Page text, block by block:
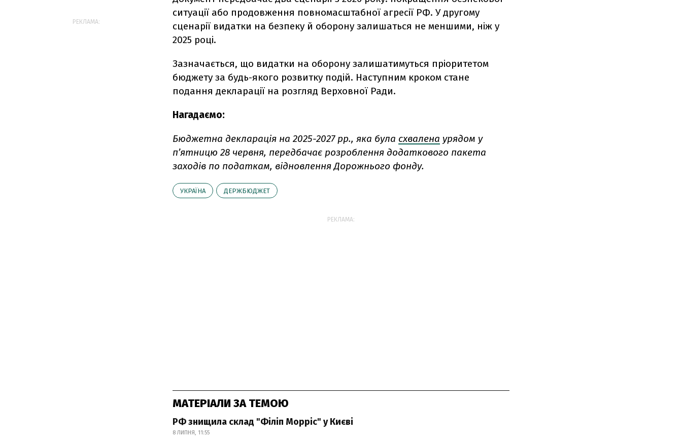
ситуації або продовження повномасштабної агресії РФ. У другому
сценарії видатки на безпеку й оборону залишаться не меншими, ніж у
2025 році.
Зазначається, що видатки на оборону залишатимуться пріоритетом
бюджету за будь-якого розвитку подій. Наступним кроком стане
подання декларації на розгляд Верховної Ради.
Нагадаємо:
Бюджетна декларація на 2025-2027 рр., яка була схвалена урядом у
пʼятницю 28 червня, передбачає розроблення додаткового пакета
заходів по податкам, відновлення Дорожнього фонду.
УКРАЇНА ДЕРЖБЮДЖЕТ
РЕКЛАМА:
МАТЕРІАЛИ ЗА ТЕМОЮ
РФ знищила склад "Філіп Морріс" у Києві
8 ЛИПНЯ, 11:55
РЕКЛАМА: